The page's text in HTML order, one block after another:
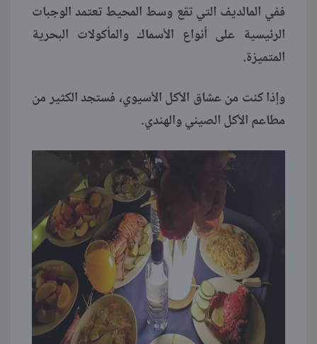
ففي المالديف التي تقع وسط المحيط تعتمد الوجبات
الرئيسية على أنواع الأسماك والمأكولات البحرية
المتميزة.
وإذا كنت من عشاق الأكل الأسيوي، فستجد الكثير من
مطاعم الأكل الصيني والهندي.